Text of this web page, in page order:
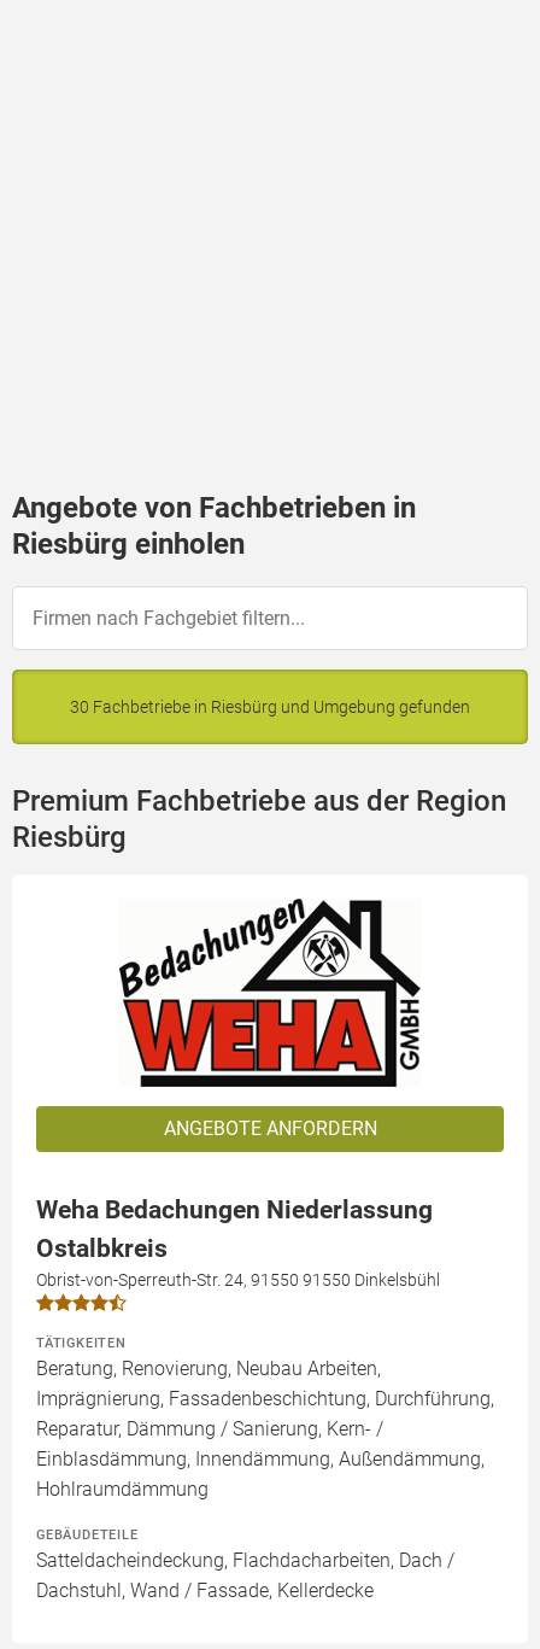
Angebote von Fachbetrieben in
Riesbürg einholen
30 Fachbetriebe in Riesbürg und Umgebung gefunden
Premium Fachbetriebe aus der Region
Riesbürg
ANGEBOTE ANFORDERN
Weha Bedachungen Niederlassung
Ostalbkreis
Obrist-von-Sperreuth-Str. 24, 91550 91550 Dinkelsbühl
TÄTIGKEITEN
Beratung, Renovierung, Neubau Arbeiten,
Imprägnierung, Fassadenbeschichtung, Durchführung,
Reparatur, Dämmung / Sanierung, Kern- /
Einblasdämmung, Innendämmung, Außendämmung,
Hohlraumdämmung
GEBÄUDETEILE
Satteldacheindeckung, Flachdacharbeiten, Dach /
Dachstuhl, Wand / Fassade, Kellerdecke